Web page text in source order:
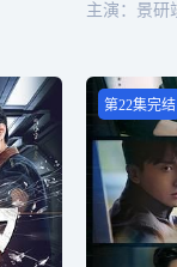
第22集完结